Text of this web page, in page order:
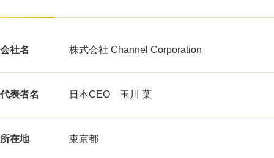
会社名 株式会社 Channel Corporation
代表者名 日本CEO 玉川 葉
所在地 東京都